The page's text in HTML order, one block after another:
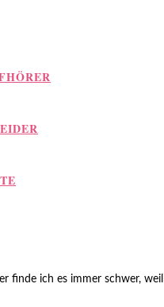
finde ich es immer schwer,